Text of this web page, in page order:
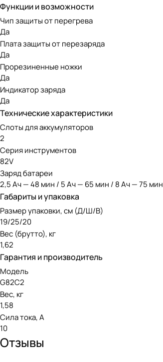
Функции и возможности
Чип защиты от перегрева
Да
Плата защиты от перезаряда
Да
Прорезиненные ножки
Да
Индикатор заряда
Да
Технические характеристики
Слоты для аккумуляторов
2
Серия инструментов
82V
Заряд батареи
2,5 Ач — 48 мин / 5 Ач — 65 мин / 8 Ач — 75 мин
Габариты и упаковка
Размер упаковки, см (Д/Ш/В)
19/25/20
Вес (брутто), кг
1,62
Гарантия и производитель
Модель
G82C2
Вес, кг
1,58
Сила тока, А
10
Отзывы